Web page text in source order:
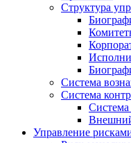
Структура
Система
Система
Система
Управление